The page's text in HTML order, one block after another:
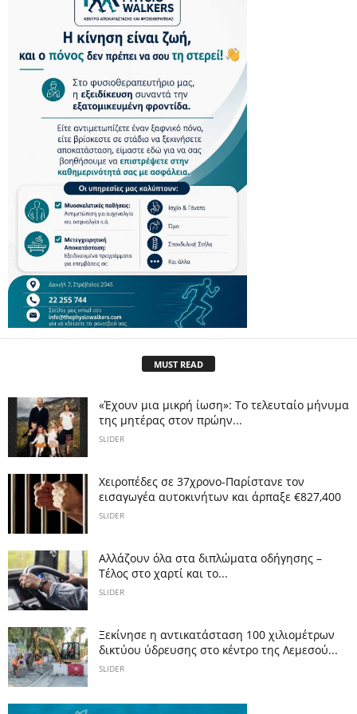
MUST READ
«Έχουν μια μικρή ίωση»: Το τελευταίο μήνυμα
της μητέρας στον πρώην...
SLIDER
Χειροπέδες σε 37χρονο-Παρίστανε τον
εισαγωγέα αυτοκινήτων και άρπαξε €827,400
SLIDER
Αλλάζουν όλα στα διπλώματα οδήγησης –
Τέλος στο χαρτί και το...
SLIDER
Ξεκίνησε η αντικατάσταση 100 χιλιομέτρων
δικτύου ύδρευσης στο κέντρο της Λεμεσού...
SLIDER